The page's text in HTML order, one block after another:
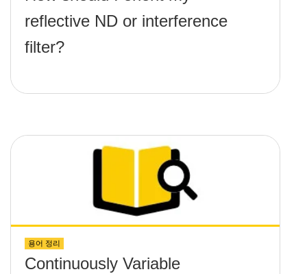
reflective ND or interference
filter?
용어 정리
Continuously Variable